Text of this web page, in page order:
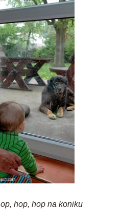
op, hop, hop na koniku